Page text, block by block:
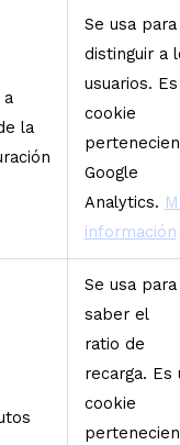
a
la
Se usa para
distinguir a
usuarios.
cookie
Google
Analytics.
información
Se usa para
saber el
ratio de
recarga. Es
cookie